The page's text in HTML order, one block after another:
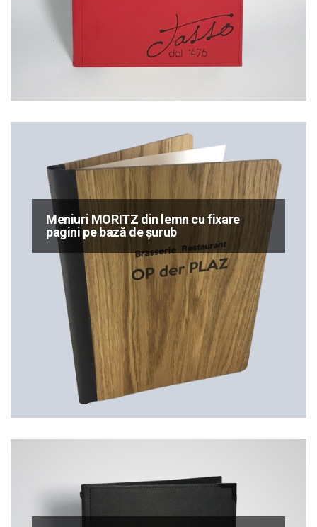
Meniuri MORITZ din lemn cu fixare
pagini pe bază de șurub